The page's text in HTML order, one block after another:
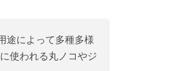
途によって多種多様
使われる丸ノコやジ